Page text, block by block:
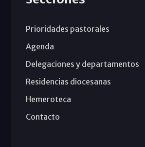
Prioridades pastorales
Agenda
Delegaciones y departamentos
Residencias diocesanas
Hemeroteca
Contacto